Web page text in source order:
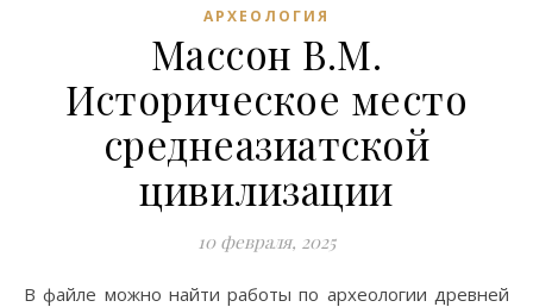
АРХЕОЛОГИЯ
Массон В.М.
Историческое место
среднеазиатской
цивилизации
10 февраля, 2025
В файле можно найти работы по археологии древней